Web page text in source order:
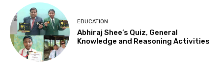
EDUCATION
Abhiraj Shee’s Quiz, General
Knowledge and Reasoning Activities